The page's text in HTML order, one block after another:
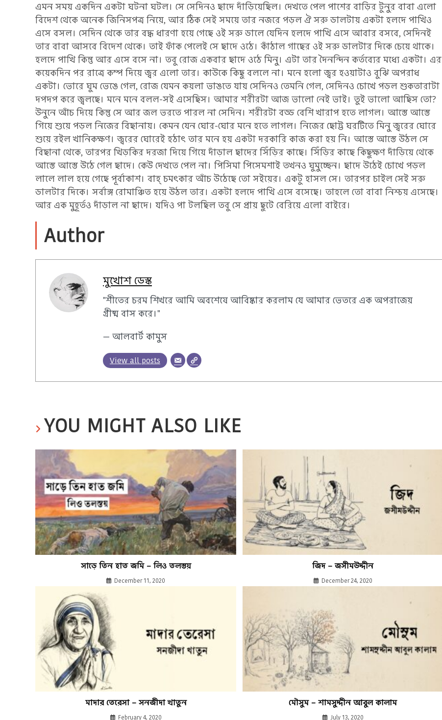
এমন সময় একদিন একটা ঘটনা ঘটল। সে সেদিনও ছাদে দাঁড়িয়েছিল। দেখতে পেল পাশের বাড়ির টুনুর বাবা এলো
বিদেশ থেকে অনেক জিনিসপত্র নিয়ে, আর ঠিক সেই সময়ে তার নজরে পড়ল ঐ সরু ডালটায় একটা হলদে পাখিও
এসে বসল। সেদিন থেকে তার বদ্ধ ধারণা হয়ে গেছে ওই সরু ডালে যেদিন হলদে পাখি এসে আবার বসবে, সেদিনই
তার বাবা আসবে বিদেশ থেকে। তাই ফাঁক পেলেই সে ছাদে ওঠে। কাঁঠাল গাছের ওই সরু ডালটার দিকে চেয়ে থাকে।
হলদে পাখি কিন্তু আর এসে বসে না। তবু রোজ একবার ছাদে ওঠে মিনু। এটা তার দৈনন্দিন কর্তব্যের মধ্যে একটা। এর
কয়েকদিন পর রাত্রে কম্প দিয়ে জ্বর এলো তার। কাউকে কিছু বললে না। মনে হলো জ্বর হওয়াটাও বুঝি অপরাধ
একটা। ভোরে ঘুম ভেঙে গেল, রোজ যেমন কয়লা ভাঙতে যায় সেদিনও তেমনি গেল, সেদিনও চোখে পড়ল শুকতারাটা
দপদপ করে জ্বলছে। মনে মনে বলল-সই এসেছিস। আমার শরীরটা আজ ভালো নেই ভাই। তুই ভালো আছিস তো?
উনুনে আঁচ দিয়ে কিন্তু সে আর জল ভরতে পারল না সেদিন। শরীরটা বড্ড বেশি খারাপ হতে লাগল। আস্তে আস্তে
গিয়ে শুয়ে পড়ল নিজের বিছানায়। কেমন যেন ঘোর-ঘোর মনে হতে লাগল। নিজের ছোট্ট ঘরটিতে মিনু জ্বরের ঘোরে
শুয়ে রইল খানিকক্ষণ। জ্বরের ঘোরেই হঠাৎ তার মনে হয় একটা দরকারি কাজ করা হয় নি। আস্তে আস্তে উঠল সে
বিছানা থেকে, তারপর খিড়কির দরজা দিয়ে গিয়ে দাঁড়াল ছাদের সিঁড়ির কাছে। সিঁড়ির কাছে কিছুক্ষণ দাঁড়িয়ে থেকে
আস্তে আস্তে উঠে গেল ছাদে। কেউ দেখতে পেল না। পিসিমা পিসেমশাই তখনও ঘুমুচ্ছেন। ছাদে উঠেই চোখে পড়ল
লালে লাল হয়ে গেছে পূর্বাকাশ। বাহ্ চমৎকার আঁচ উঠেছে তো সইয়ের। একটু হাসল সে। তারপর চাইল সেই সরু
ডালটার দিকে। সর্বাঙ্গ রোমাঞ্চিত হয়ে উঠল তার। একটা হলদে পাখি এসে বসেছে। তাহলে তো বাবা নিশ্চয় এসেছে।
আর এক মুহূর্তও দাঁড়াল না ছাদে। যদিও পা টলছিল তবু সে প্রায় ছুটে বেরিয়ে এলো বাইরে।
Author
মুখোশ ডেস্ক
"শীতের চরম শিখরে আমি অবশেষে আবিষ্কার করলাম যে আমার ভেতরে এক অপরাজেয়
গ্রীষ্ম বাস করে।"
— আলবার্ট কামুস
View all posts
YOU MIGHT ALSO LIKE
সাড়ে তিন হাত জমি – লিও তলস্তয়
December 11, 2020
জিদ – জসীমউদ্দীন
December 24, 2020
মাদার তেরেসা – সনজীদা খাতুন
February 4, 2020
মৌসুম – শামসুদ্দীন আবুল কালাম
July 13, 2020